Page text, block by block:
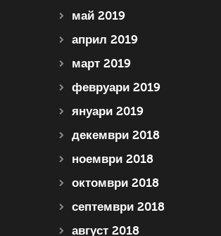
май 2019
април 2019
март 2019
февруари 2019
януари 2019
декември 2018
ноември 2018
октомври 2018
септември 2018
август 2018